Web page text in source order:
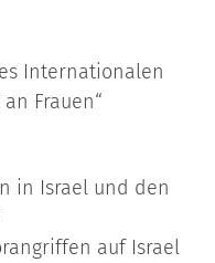
Internationalen
Frauen“
in Israel und den
auf Israel